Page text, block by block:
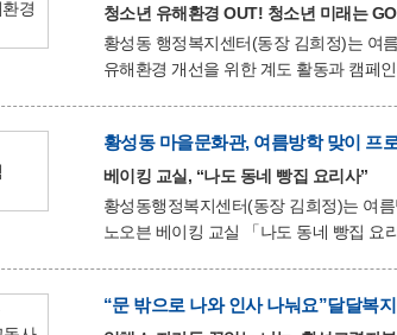
더했다. 김희정 황성동장은 "폭염 속에서도 지역 환경개선을 위해 기꺼이 봉사활동에 참여해 주신 자율방범대원
여러분께 깊이 감사드린다."라며 "앞으로
청소년 유해환경 OUT! 청소년 미래는
황성동 행정복지센터(동장 김희정)는 여
유해환경 개선을 위한 계도 활동과 캠페인을 실시했다. 이번 캠페인에는 황성
업소를 방문해 19세 미만 청소년에게 술
당부했다. 또한 숙박업소에는 청소년 혼숙 금지 사항을 안내하고, 노래연습장(코인노래방)은 청소년실을 갖춘 업소에
황성동 마을문화관, 여름방학 맞이 프
베이킹 교실, “나도 동네 빵집 요리사”
황성동행정복지센터(동장 김희정)는 여
노오븐 베이킹 교실 「나도 동네 빵집 요리사」를 운영할 예정이다.
만들어 볼 예정이다. 오감을 자극하는
“문 밖으로 나와 인사 나눠요”달달복